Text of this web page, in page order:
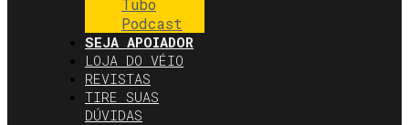
Podcast
SEJA APOIADOR
LOJA DO VÉIO
REVISTAS
TIRE SUAS
DÚVIDAS